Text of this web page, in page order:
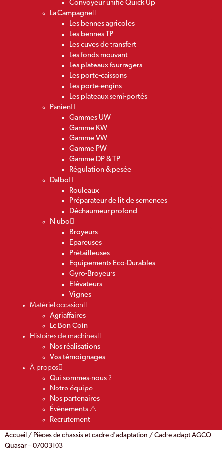
Convoyeur unifié Quick Up
La Campagne
Les bennes agricoles
Les bennes TP
Les cuves de transfert
Les fonds mouvant
Les plateaux fourragers
Les porte-caissons
Les porte-engins
Les plateaux semi-portés
Panien
Gammes UW
Gamme KW
Gamme VW
Gamme PW
Gamme DP & TP
Régulation & pesée
Dalbo
Rouleaux
Préparateur de lit de semences
Déchaumeur profond
Niubo
Broyeurs
Epareuses
Prétailleuses
Equipements Eco-Durables
Gyro-Broyeurs
Elévateurs
Vignes
Matériel occasion
Agriaffaires
Le Bon Coin
Histoires de machines
Nos réalisations
Vos témoignages
À propos
Qui sommes-nous ?
Notre équipe
Nos partenaires
Événements ⚠️
Recrutement
Accueil / Pièces de chassis et cadre d'adaptation / Cadre adapt AGCO
Quasar – 07003103